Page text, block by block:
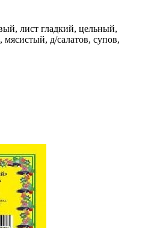
лист гладкий, цельный,
д/салатов, супов,